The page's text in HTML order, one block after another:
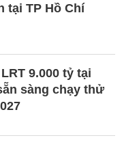
tại TP Hồ Chí
9.000 tỷ tại
sàng chạy thử